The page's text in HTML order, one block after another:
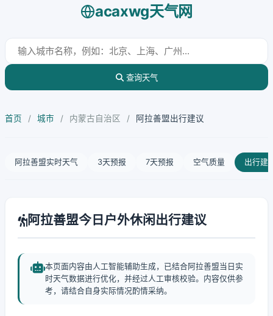
acaxwg天气网
查询天气
首页 / 城市 / 内蒙古自治区 / 阿拉善盟出行建议
阿拉善盟实时天气 3天预报 7天预报 空气质量 出行建
阿拉善盟今日户外休闲出行建议
本页面内容由人工智能辅助生成，已结合阿拉善盟当日实
时天气数据进行优化，并经过人工审核校验。内容仅供参
考，请结合自身实际情况酌情采纳。